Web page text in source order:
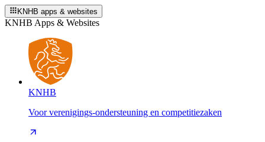
KNHB apps & websites
KNHB Apps & Websites
KNHB
Voor verenigings-ondersteuning en competitiezaken